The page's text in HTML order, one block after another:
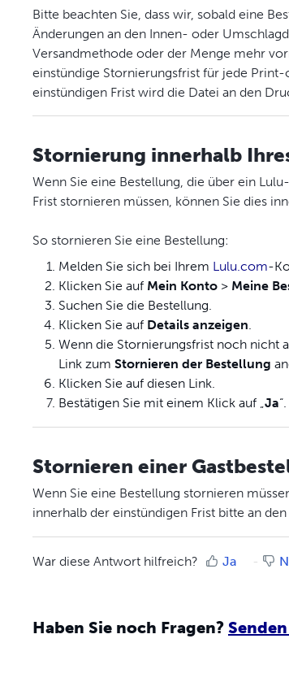
Bitte beachten Sie, dass wir, sobald eine
Änderungen an den Innen- oder
Versandmethode oder der Menge mehr
einstündige Stornierungsfrist für jede Print-
einstündigen Frist wird die Datei an den
Stornierung innerhalb
Wenn Sie eine Bestellung, die über ein
Frist stornieren müssen, können Sie dies
So stornieren Sie eine Bestellung:
Melden Sie sich bei Ihrem Lulu.com-
Klicken Sie auf Mein Konto > Meine
Suchen Sie die Bestellung.
Klicken Sie auf Details anzeigen.
Wenn die Stornierungsfrist noch nicht
Link zum Stornieren der Bestellung
Klicken Sie auf diesen Link.
Bestätigen Sie mit einem Klick auf „Ja“.
Stornieren einer
Wenn Sie eine Bestellung stornieren
innerhalb der einstündigen Frist bitte an den
War diese Antwort hilfreich? Ja
Haben Sie noch Fragen?